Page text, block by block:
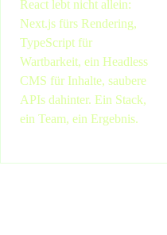
React lebt nicht allein:
Next.js fürs Rendering,
TypeScript für
Wartbarkeit, ein Headless
CMS für Inhalte, saubere
APIs dahinter. Ein Stack,
ein Team, ein Ergebnis.